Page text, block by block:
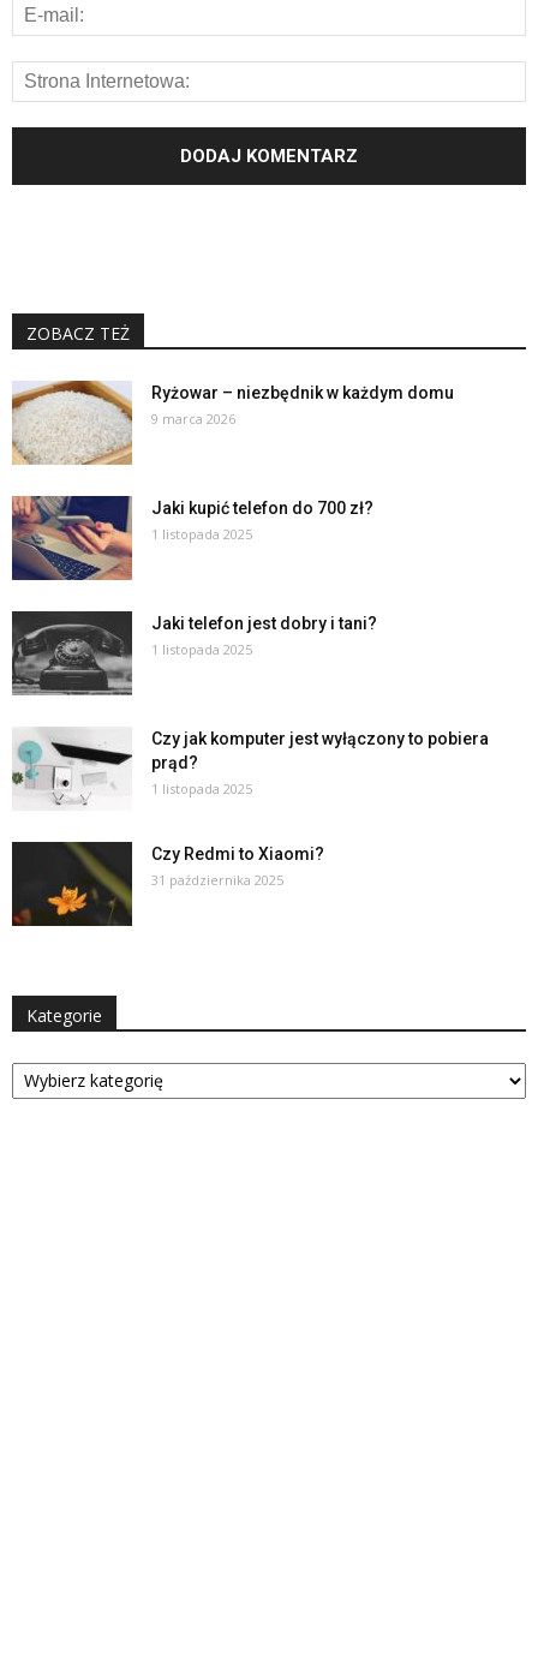
ZOBACZ TEŻ
Ryżowar – niezbędnik w każdym domu
9 marca 2026
Jaki kupić telefon do 700 zł?
1 listopada 2025
Jaki telefon jest dobry i tani?
1 listopada 2025
Czy jak komputer jest wyłączony to pobiera
prąd?
1 listopada 2025
Czy Redmi to Xiaomi?
31 października 2025
Kategorie
Kategorie